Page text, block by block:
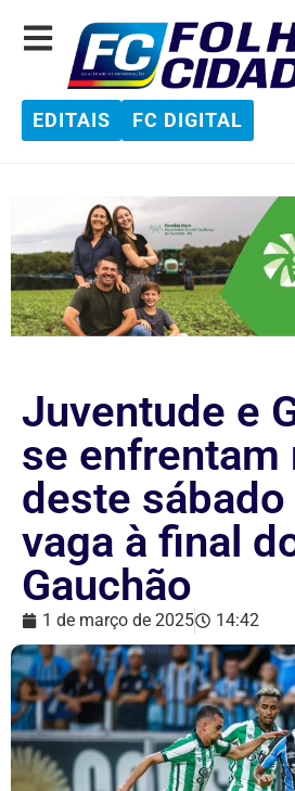
EDITAIS FC DIGITAL
Juventude e
se enfrentam
deste
vaga à final
Gauchão
1 de março de 2025 14:42